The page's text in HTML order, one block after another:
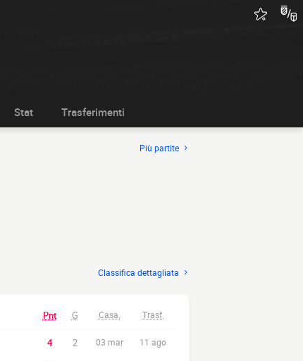
Stat Trasferimenti
Più partite
Classifica dettagliata
Pnt G Casa. Trasf.
4 2 03 mar 11 ago